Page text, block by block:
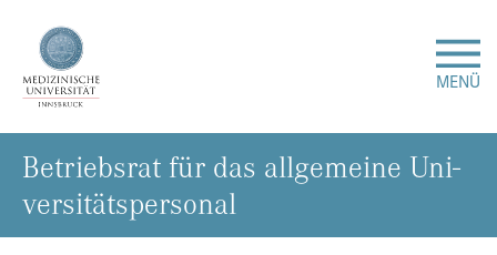
MENÜ
Forschung
Studium & Lehre
Be­triebs­rat für das all­ge­mei­ne Uni­
ver­si­täts­per­so­nal